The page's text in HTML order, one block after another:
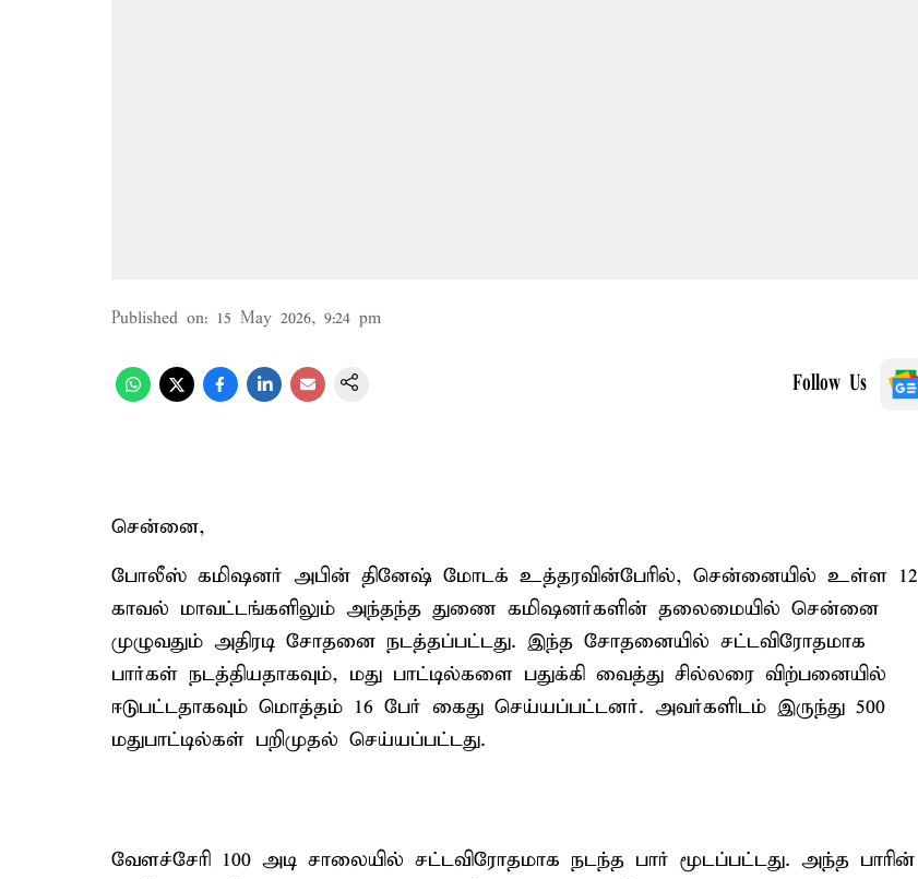
Published on: 15 May 2026, 9:24 pm
Follow Us
சென்னை,
போலீஸ் கமிஷனர் அபின் தினேஷ் மோடக் உத்தரவின்பேரில், சென்னையில் உள்ள 12
காவல் மாவட்டங்களிலும் அந்தந்த துணை கமிஷனர்களின் தலைமையில் சென்னை
முழுவதும் அதிரடி சோதனை நடத்தப்பட்டது. இந்த சோதனையில் சட்டவிரோதமாக
பார்கள் நடத்தியதாகவும், மது பாட்டில்களை பதுக்கி வைத்து சில்லரை விற்பனையில்
ஈடுபட்டதாகவும் மொத்தம் 16 பேர் கைது செய்யப்பட்டனர். அவர்களிடம் இருந்து 500
மதுபாட்டில்கள் பறிமுதல் செய்யப்பட்டது.
வேளச்சேரி 100 அடி சாலையில் சட்டவிரோதமாக நடந்த பார் மூடப்பட்டது. அந்த பாரின்